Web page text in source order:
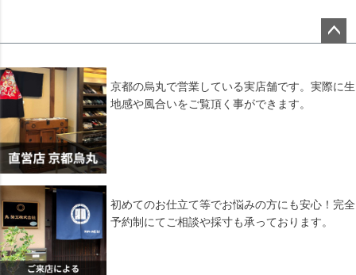
ップ
京都の烏丸で営業している実店舗です。実際に生
地感や風合いをご覧頂く事ができます。
初めてのお仕立て等でお悩みの方にも安心！完全
予約制にてご相談や採寸も承っております。